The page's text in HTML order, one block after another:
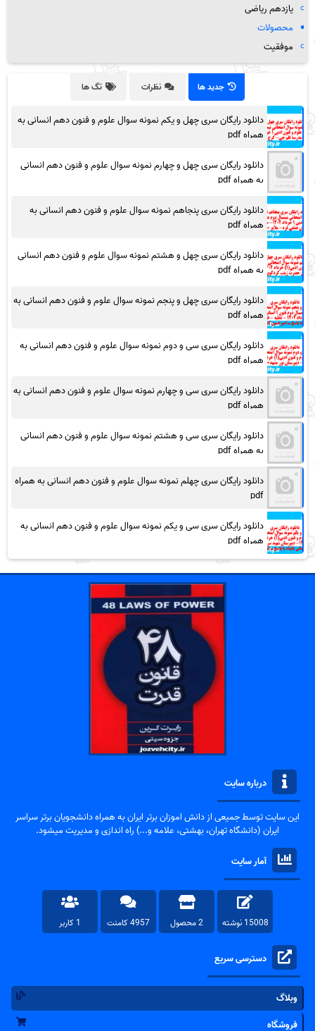
یازدهم ریاضی
محصولات
موفقیت
جدید ها نظرات تگ ها
دانلود رایگان سری چهل و یکم نمونه سوال علوم و فنون دهم انسانی به
همراه pdf
دانلود رایگان سری چهل و چهارم نمونه سوال علوم و فنون دهم انسانی
به همراه pdf
دانلود رایگان سری پنجاهم نمونه سوال علوم و فنون دهم انسانی به
همراه pdf
دانلود رایگان سری چهل و هشتم نمونه سوال علوم و فنون دهم انسانی
به همراه pdf
دانلود رایگان سری چهل و پنجم نمونه سوال علوم و فنون دهم انسانی به
همراه pdf
دانلود رایگان سری سی و دوم نمونه سوال علوم و فنون دهم انسانی به
همراه pdf
دانلود رایگان سری سی و چهارم نمونه سوال علوم و فنون دهم انسانی به
همراه pdf
دانلود رایگان سری سی و هشتم نمونه سوال علوم و فنون دهم انسانی
به همراه pdf
دانلود رایگان سری چهلم نمونه سوال علوم و فنون دهم انسانی به همراه
pdf
دانلود رایگان سری سی و یکم نمونه سوال علوم و فنون دهم انسانی به
همراه pdf
درباره سایت
این سایت توسط جمیعی از دانش اموزان برتر ایران به همراه دانشجویان برتر سراسر
ایران (دانشگاه تهران، بهشتی، علامه و...) راه اندازی و مدیریت میشود.
آمار سایت
15008 نوشته 2 محصول 4957 کامنت 1 کاربر
دسترسی سریع
وبلاگ
فروشگاه